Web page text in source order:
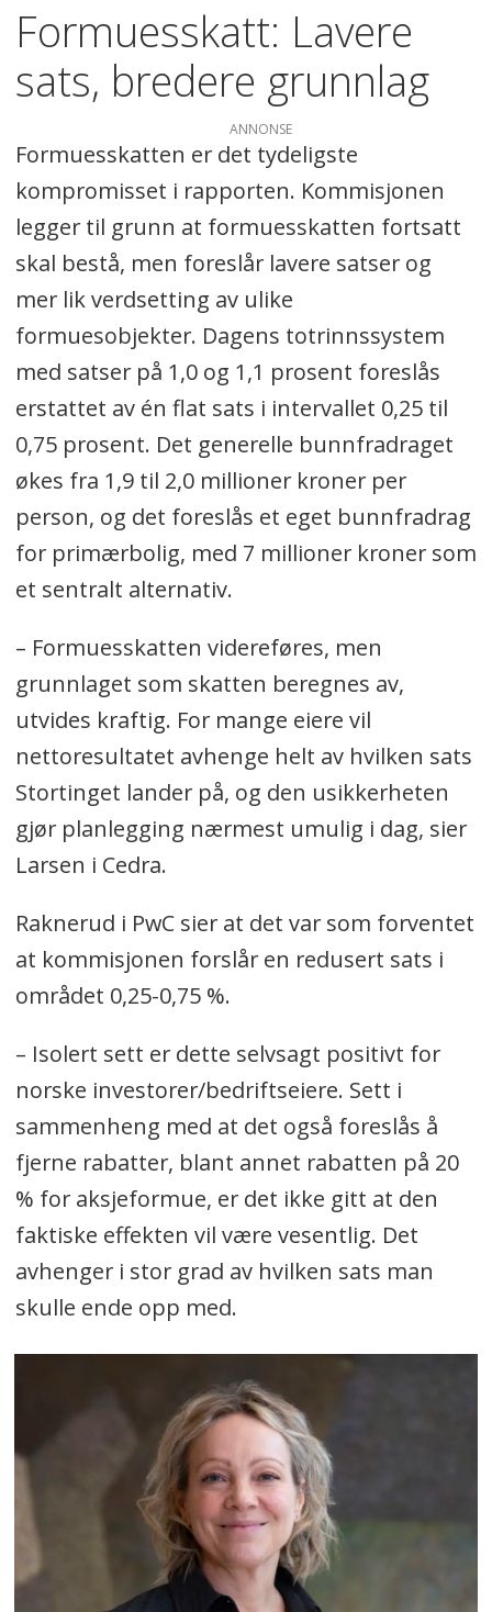
Formuesskatt: Lavere
sats, bredere grunnlag
ANNONSE
Formuesskatten er det tydeligste
kompromisset i rapporten. Kommisjonen
legger til grunn at formuesskatten fortsatt
skal bestå, men foreslår lavere satser og
mer lik verdsetting av ulike
formuesobjekter. Dagens totrinnssystem
med satser på 1,0 og 1,1 prosent foreslås
erstattet av én flat sats i intervallet 0,25 til
0,75 prosent. Det generelle bunnfradraget
økes fra 1,9 til 2,0 millioner kroner per
person, og det foreslås et eget bunnfradrag
for primærbolig, med 7 millioner kroner som
et sentralt alternativ.
– Formuesskatten videreføres, men
grunnlaget som skatten beregnes av,
utvides kraftig. For mange eiere vil
nettoresultatet avhenge helt av hvilken sats
Stortinget lander på, og den usikkerheten
gjør planlegging nærmest umulig i dag, sier
Larsen i Cedra.
Raknerud i PwC sier at det var som forventet
at kommisjonen forslår en redusert sats i
området 0,25-0,75 %.
– Isolert sett er dette selvsagt positivt for
norske investorer/bedriftseiere. Sett i
sammenheng med at det også foreslås å
fjerne rabatter, blant annet rabatten på 20
% for aksjeformue, er det ikke gitt at den
faktiske effekten vil være vesentlig. Det
avhenger i stor grad av hvilken sats man
skulle ende opp med.